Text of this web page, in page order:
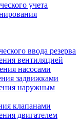
учета
ввода резерва
вентиляцией
насосами
задвижками
наружным
клапанами
двигателем